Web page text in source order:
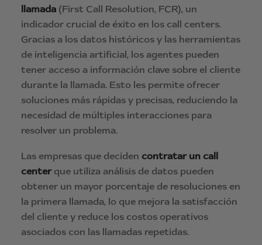
llamada (First Call Resolution, FCR), un
indicador crucial de éxito en los call centers.
Gracias a los datos históricos y las herramientas
de inteligencia artificial, los agentes pueden
tener acceso a información clave sobre el cliente
durante la llamada. Esto les permite ofrecer
soluciones más rápidas y precisas, reduciendo la
necesidad de múltiples interacciones para
resolver un problema.
Las empresas que deciden contratar un call
centerque utiliza análisis de datos pueden
obtener un mayor porcentaje de resoluciones en
la primera llamada, lo que mejora la satisfacción
del cliente y reduce los costos operativos
asociados con las llamadas repetidas.